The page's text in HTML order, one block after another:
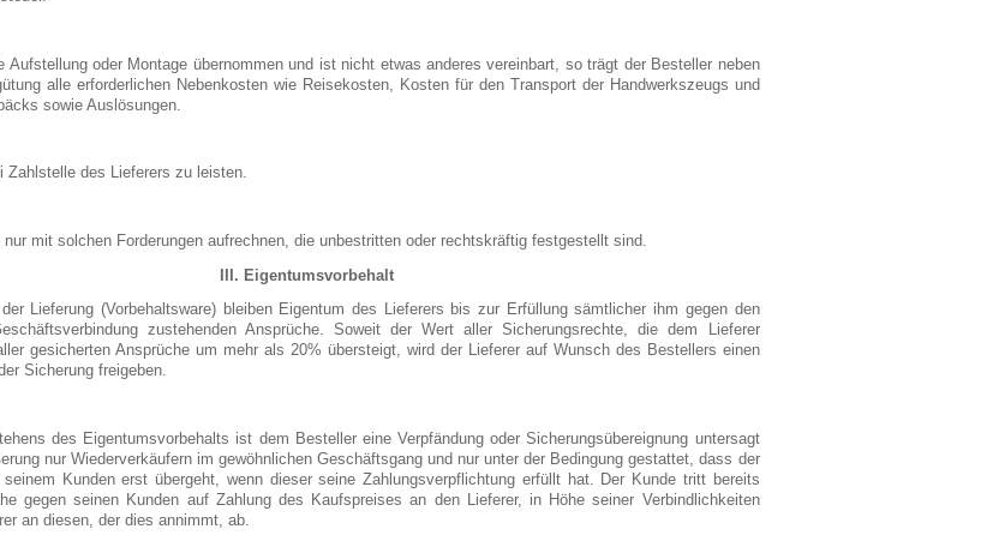
Aufstellung oder Montage übernommen und ist nicht etwas anderes vereinbart, so trägt der Besteller neben
alle erforderlichen Nebenkosten wie Reisekosten, Kosten für den Transport der Handwerkszeugs und
sowie Auslösungen.
Zahlstelle des Lieferers zu leisten.
mit solchen Forderungen aufrechnen, die unbestritten oder rechtskräftig festgestellt sind.
III. Eigentumsvorbehalt
Lieferung (Vorbehaltsware) bleiben Eigentum des Lieferers bis zur Erfüllung sämtlicher ihm gegen den
zustehenden Ansprüche. Soweit der Wert aller Sicherungsrechte, die dem Lieferer
gesicherten Ansprüche um mehr als 20% übersteigt, wird der Lieferer auf Wunsch des Bestellers einen
Sicherung freigeben.
des Eigentumsvorbehalts ist dem Besteller eine Verpfändung oder Sicherungsübereignung untersagt
nur Wiederverkäufern im gewöhnlichen Geschäftsgang und nur unter der Bedingung gestattet, dass der
seinem Kunden erst übergeht, wenn dieser seine Zahlungsverpflichtung erfüllt hat. Der Kunde tritt bereits
gegen seinen Kunden auf Zahlung des Kaufspreises an den Lieferer, in Höhe seiner Verbindlichkeiten
an diesen, der dies annimmt, ab.